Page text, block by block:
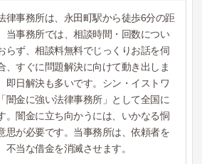
律事務所は、永田町駅から徒歩6分の距
当事務所では、相談時間・回数につい
らず、相談料無料でじっくりお話を伺
、すぐに問題解決に向けて動き出しま
即日解決も多いです。シン・イストワ
闇金に強い法律事務所」として全国に
。闇金に立ち向かうには、いかなる恫
思が必要です。当事務所は、依頼者を
当な借金を消滅させます。